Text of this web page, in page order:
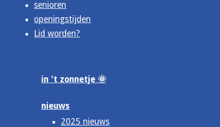
senioren
openingstijden
Lid worden?
in 't zonnetje 🌞
nieuws
2025 nieuws